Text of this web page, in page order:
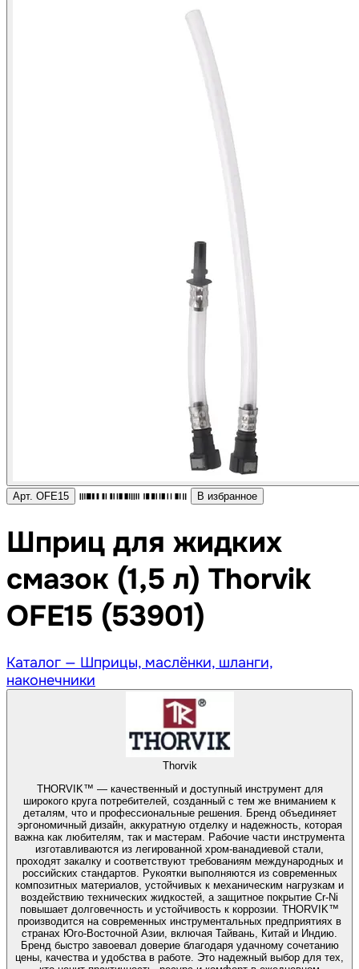
Арт. OFE15 В избранное
Шприц для жидких
смазок (1,5 л) Thorvik
OFE15 (53901)
Каталог — Шприцы, маслёнки, шланги,
наконечники
Thorvik
THORVIK™ — качественный и доступный инструмент для
широкого круга потребителей, созданный с тем же вниманием к
деталям, что и профессиональные решения. Бренд объединяет
эргономичный дизайн, аккуратную отделку и надежность, которая
важна как любителям, так и мастерам. Рабочие части инструмента
изготавливаются из легированной хром-ванадиевой стали,
проходят закалку и соответствуют требованиям международных и
российских стандартов. Рукоятки выполняются из современных
композитных материалов, устойчивых к механическим нагрузкам и
воздействию технических жидкостей, а защитное покрытие Cr-Ni
повышает долговечность и устойчивость к коррозии. THORVIK™
производится на современных инструментальных предприятиях в
странах Юго-Восточной Азии, включая Тайвань, Китай и Индию.
Бренд быстро завоевал доверие благодаря удачному сочетанию
цены, качества и удобства в работе. Это надежный выбор для тех,